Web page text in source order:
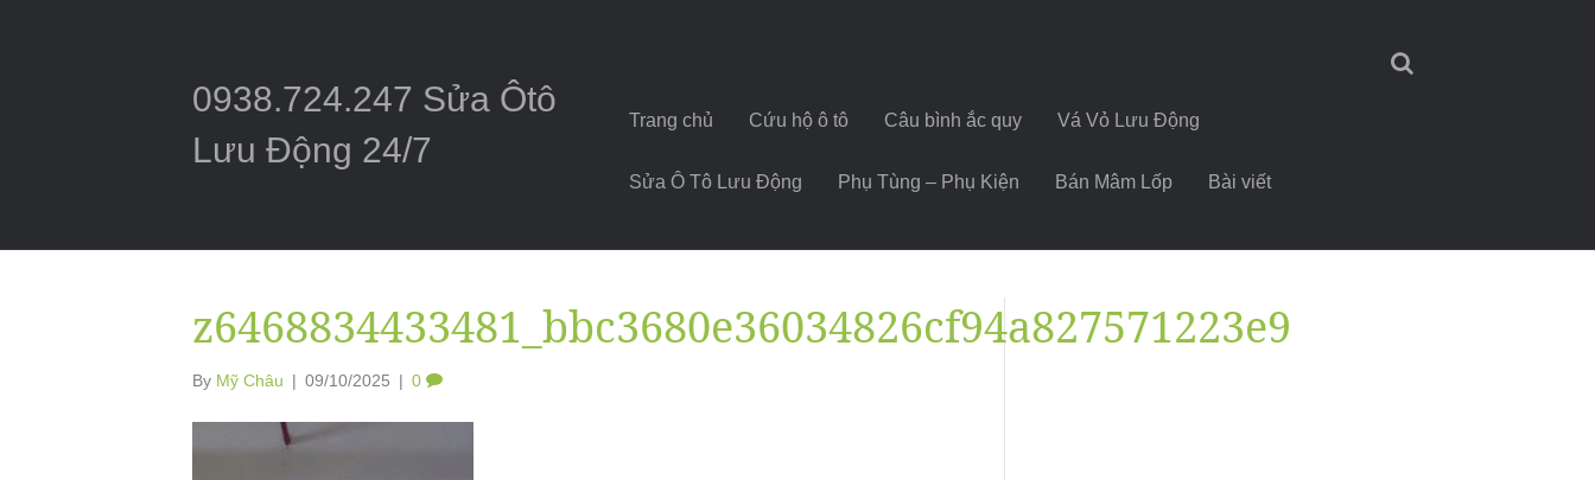
0938.724.247 Sửa Ôtô
Lưu Động 24/7
Trang chủ Cứu hộ ô tô Câu bình ắc quy Vá Vỏ Lưu Động
Sửa Ô Tô Lưu Động Phụ Tùng – Phụ Kiện Bán Mâm Lốp Bài viết
z6468834433481_bbc3680e36034826cf94a827571223e9
By Mỹ Châu | 09/10/2025 | 0